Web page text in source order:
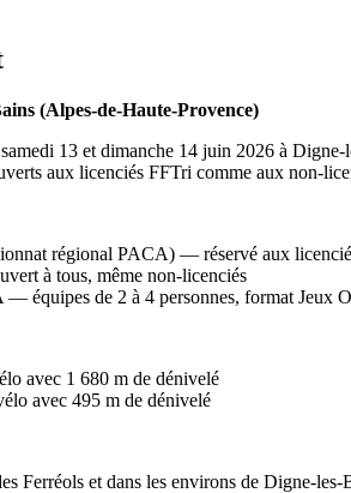
(Alpes-de-Haute-Provence)
13 et dimanche 14 juin 2026 à
aux licenciés FFTri comme aux non-
régional PACA) — réservé aux
à tous, même non-licenciés
équipes de 2 à 4 personnes, format Jeux
avec 1 680 m de dénivelé
avec 495 m de dénivelé
Ferréols et dans les environs de Digne-